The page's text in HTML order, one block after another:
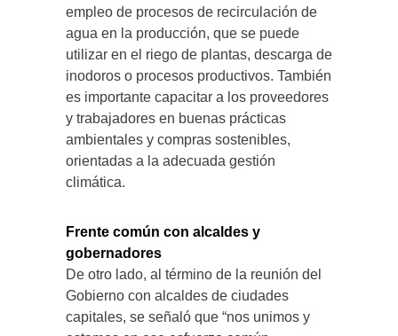
empleo de procesos de recirculación de
agua en la producción, que se puede
utilizar en el riego de plantas, descarga de
inodoros o procesos productivos. También
es importante capacitar a los proveedores
y trabajadores en buenas prácticas
ambientales y compras sostenibles,
orientadas a la adecuada gestión
climática.
Frente común con alcaldes y
gobernadores
De otro lado, al término de la reunión del
Gobierno con alcaldes de ciudades
capitales, se señaló que “nos unimos y